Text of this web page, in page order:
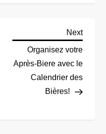
Next
Next
Organisez votre
Après-Biere avec le
Calendrier des
Bières!